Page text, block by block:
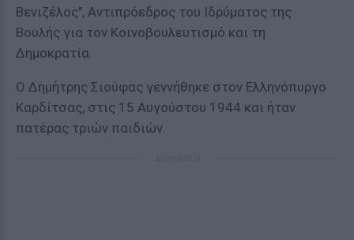
Βενιζέλος", Αντιπρόεδρος του Ιδρύματος της
Βουλής για τον Κοινοβουλευτισμό και τη
Δημοκρατία.
Ο Δημήτρης Σιούφας γεννήθηκε στον Ελληνόπυργο
Καρδίτσας, στις 15 Αυγούστου 1944 και ήταν
πατέρας τριών παιδιών.